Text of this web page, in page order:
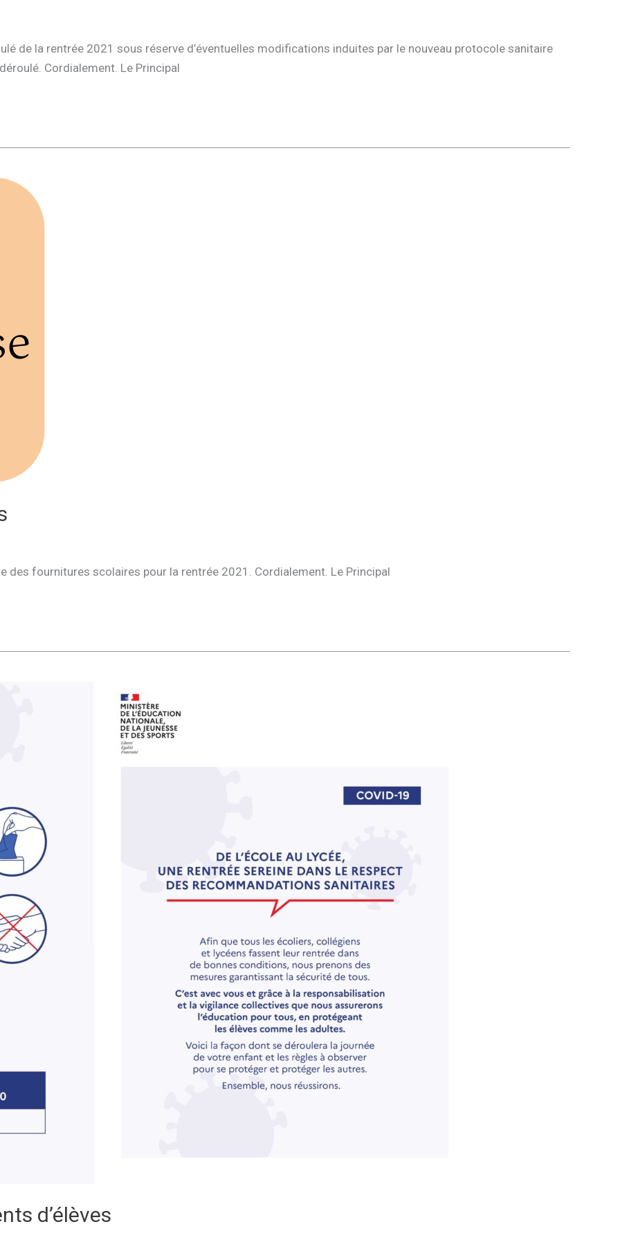
de la rentrée 2021 sous réserve d’éventuelles modifications induites par le nouveau protocole sanitaire
Cordialement. Le Principal
des fournitures scolaires pour la rentrée 2021. Cordialement. Le Principal
d’élèves